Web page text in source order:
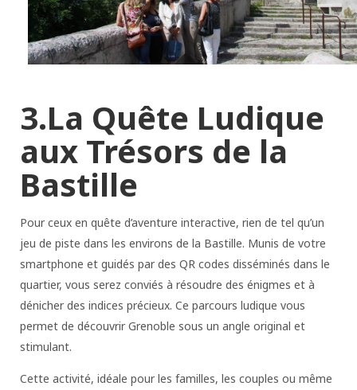
3.La Quête Ludique
aux Trésors de la
Bastille
Pour ceux en quête d’aventure interactive, rien de tel qu’un
jeu de piste dans les environs de la Bastille. Munis de votre
smartphone et guidés par des QR codes disséminés dans le
quartier, vous serez conviés à résoudre des énigmes et à
dénicher des indices précieux. Ce parcours ludique vous
permet de découvrir Grenoble sous un angle original et
stimulant.
Cette activité, idéale pour les familles, les couples ou même